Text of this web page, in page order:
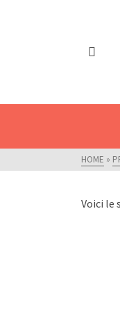
HOME »
Voici le